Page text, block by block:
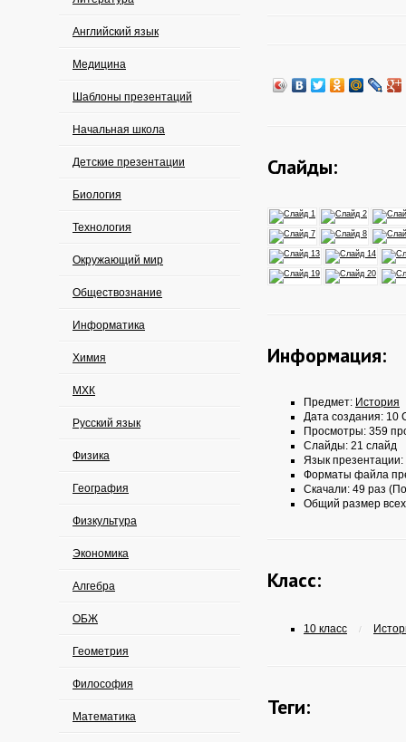
Английский язык
Медицина
Шаблоны презентаций
Начальная школа
Детские презентации
Биология
Технология
Окружающий мир
Обществознание
Информатика
Химия
МХК
Русский язык
Физика
География
Физкультура
Экономика
Алгебра
ОБЖ
Геометрия
Философия
Математика
Слайды:
Информация:
Предмет: История
Дата создания: 10
Просмотры: 359
Слайды: 21 слайд
Язык презентации:
Форматы файла
Скачали: 49 раз
Общий размер
Класс:
10 класс /
Теги: